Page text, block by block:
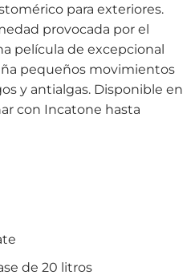
para exteriores.
provocada por el
película de excepcional
pequeños movimientos
y antialgas. Disponible en
con Incatone hasta
de 20 litros